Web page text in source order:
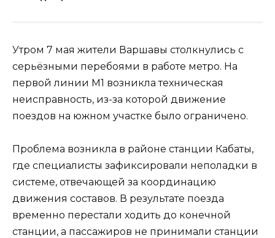
Утром 7 мая жители Варшавы столкнулись с
серьёзными перебоями в работе метро. На
первой линии M1 возникла техническая
неисправность, из-за которой движение
поездов на южном участке было ограничено.
Проблема возникла в районе станции Кабаты,
где специалисты зафиксировали неполадки в
системе, отвечающей за координацию
движения составов. В результате поезда
временно перестали ходить до конечной
станции, а пассажиров не принимали станции